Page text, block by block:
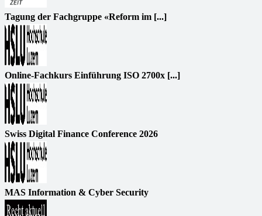
Tagung der Fachgruppe «Reform im [...]
Online-Fachkurs Einführung ISO 2700x [...]
Swiss Digital Finance Conference 2026
MAS Information & Cyber Security